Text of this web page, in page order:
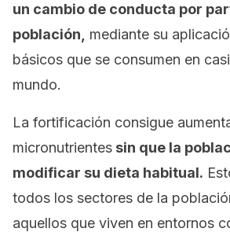
un cambio de conducta por
población,
mediante su
básicos que se consumen en
mundo.
La fortificación consigue
micronutrientes sin que la
modificar su dieta habitual.
todos los sectores de la
aquellos que viven en entornos